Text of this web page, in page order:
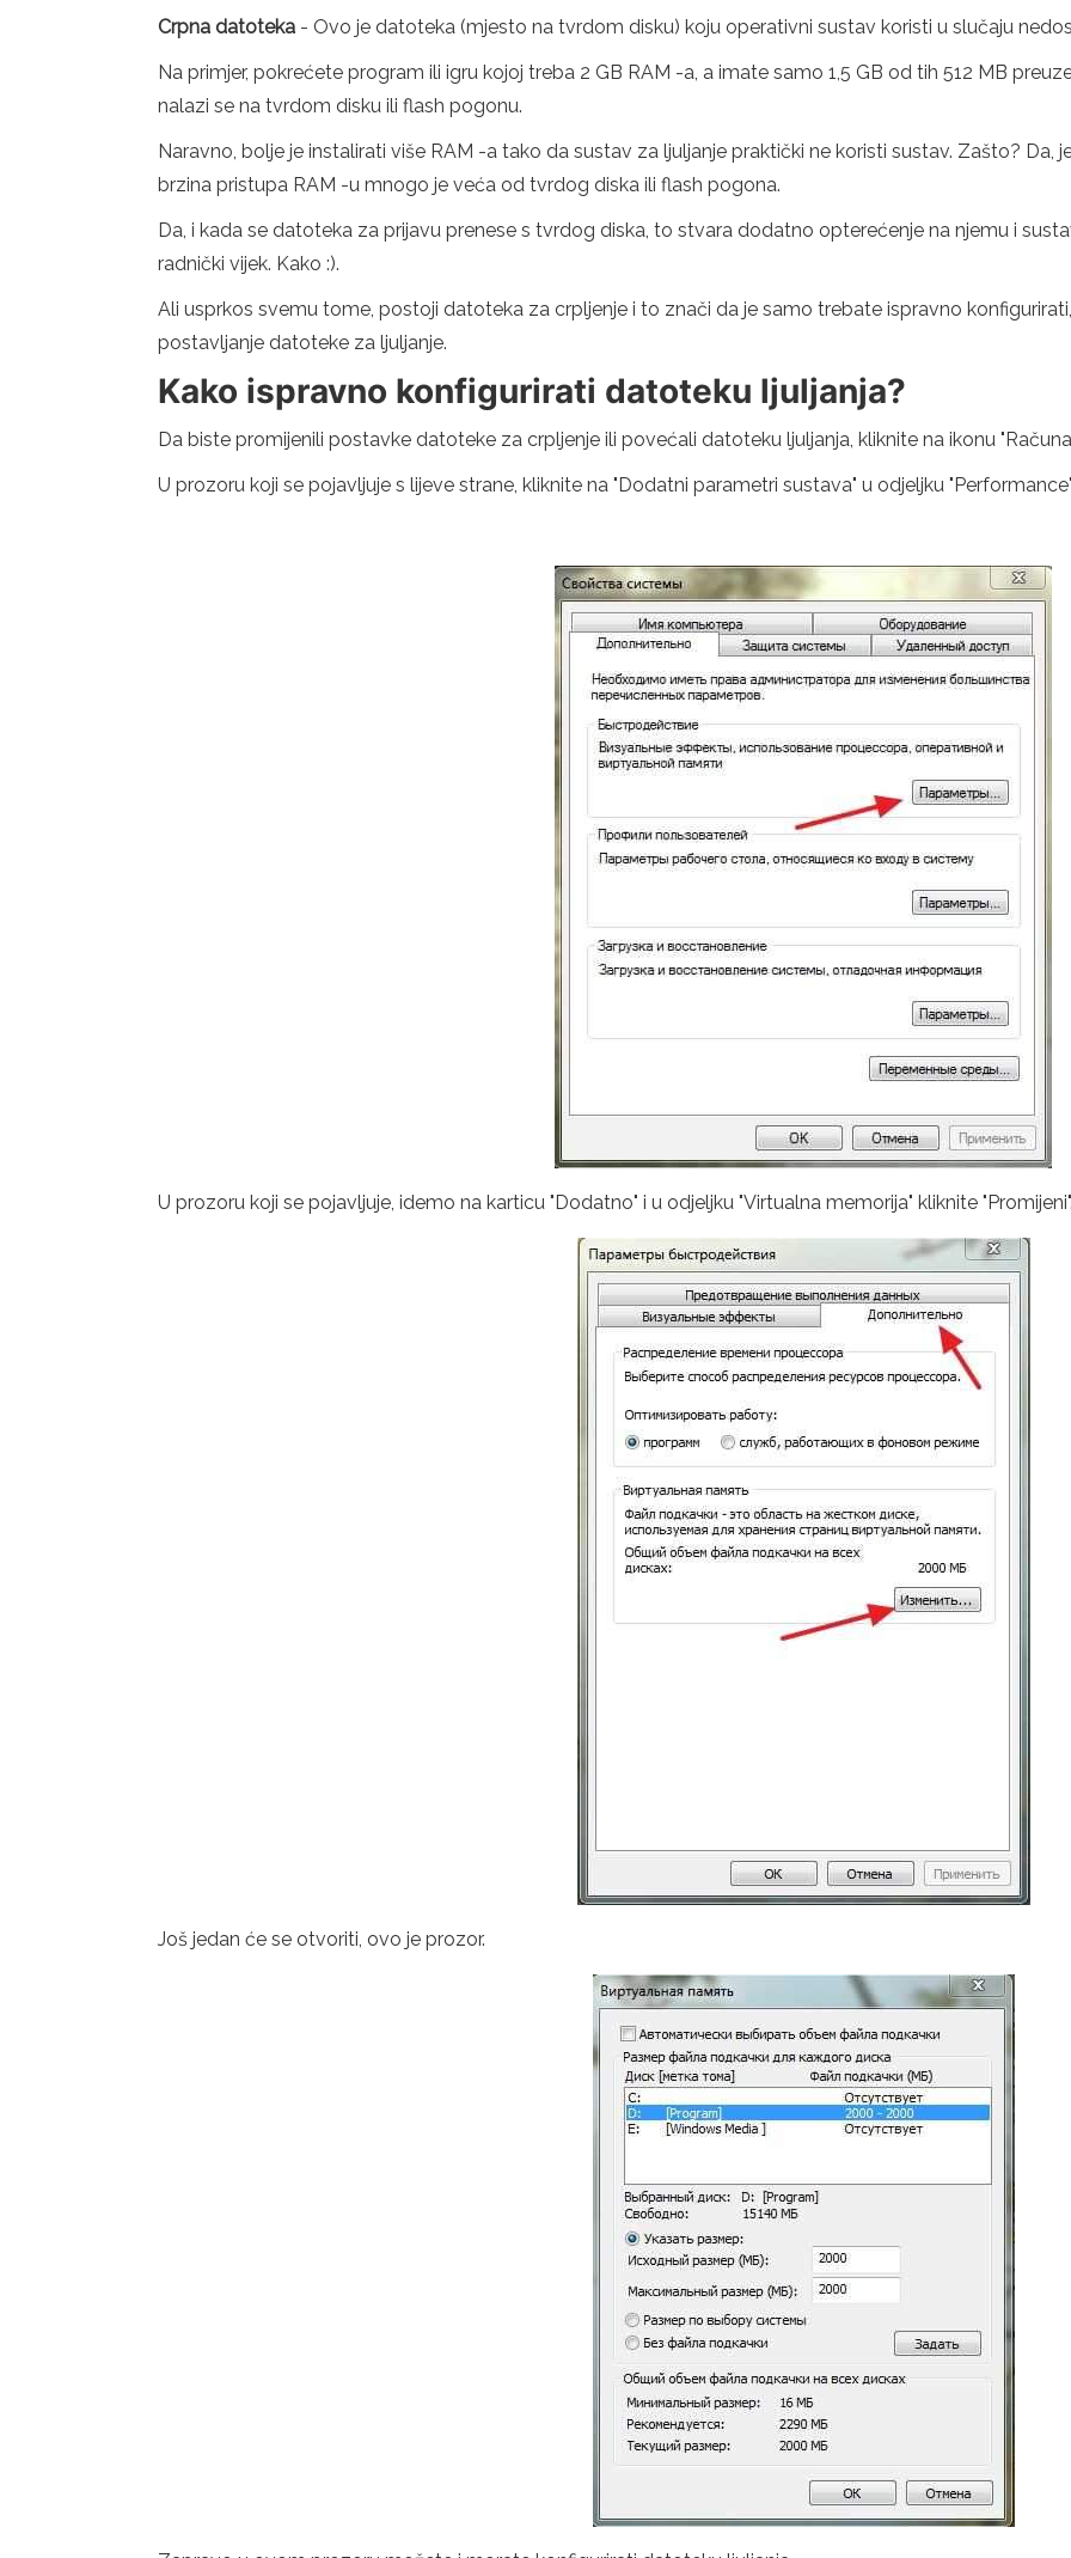
Crpna datoteka - Ovo je datoteka (mjesto na tvrdom disku) koju operativni sustav koristi u slučaju
Na primjer, pokrećete program ili igru ​​kojoj treba 2 GB RAM -a, a imate samo 1,5 GB od tih 512 MB
nalazi se na tvrdom disku ili flash pogonu.
Naravno, bolje je instalirati više RAM -a tako da sustav za ljuljanje praktički ne koristi sustav. Zašto? Da,
brzina pristupa RAM -u mnogo je veća od tvrdog diska ili flash pogona.
Da, i kada se datoteka za prijavu prenese s tvrdog diska, to stvara dodatno opterećenje na njemu i
radnički vijek. Kako :).
Ali usprkos svemu tome, postoji datoteka za crpljenje i to znači da je samo trebate ispravno
postavljanje datoteke za ljuljanje.
Kako ispravno konfigurirati datoteku ljuljanja?
Da biste promijenili postavke datoteke za crpljenje ili povećali datoteku ljuljanja, kliknite na ikonu
U prozoru koji se pojavljuje s lijeve strane, kliknite na "Dodatni parametri sustava" u odjeljku
U prozoru koji se pojavljuje, idemo na karticu "Dodatno" i u odjeljku "Virtualna memorija" kliknite "Promijeni".
Još jedan će se otvoriti, ovo je prozor.